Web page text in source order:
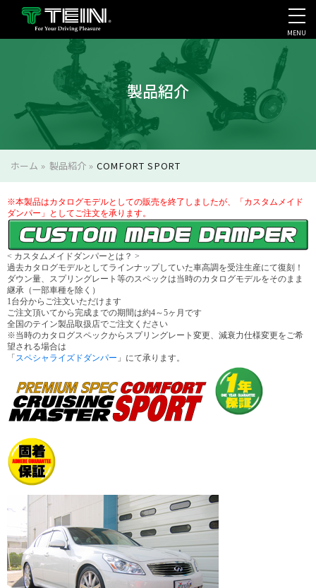
会社案内・採用・IR
MENU
製品紹介
ホーム » 製品紹介»COMFORT SPORT
※本製品はカタログモデルとしての販売を終了しましたが、「カスタムメイド
ダンパー」としてご注文を承ります。
< カスタムメイドダンパーとは？ >
過去カタログモデルとしてラインナップしていた車高調を受注生産にて復刻！
ダウン量、スプリングレート等のスペックは当時のカタログモデルをそのまま
継承（一部車種を除く）
1台分からご注文いただけます
ご注文頂いてから完成までの期間は約4～5ヶ月です
全国のテイン製品取扱店でご注文ください
※当時のカタログスペックからスプリングレート変更、減衰力仕様変更をご希
望される場合は
「 スペシャライズドダンパー 」にて承ります。